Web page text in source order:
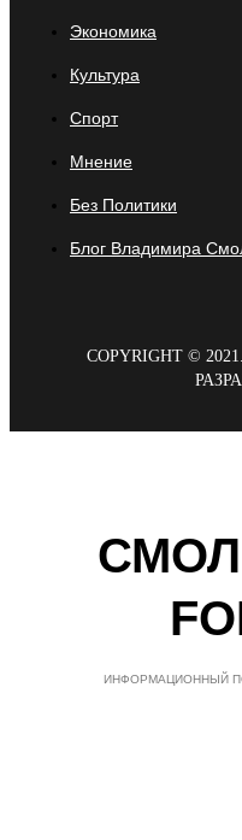
Экономика
Культура
Спорт
Мнение
Без Политики
Блог Владимира
COPYRIGHT ©
ИНФОРМАЦИОННЫЙ